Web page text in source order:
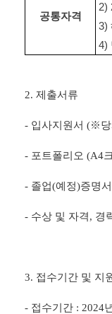
공통자격
2)
3)
4)
2. 제출서류
- 입사지원서 (※
- 포트폴리오 (A4
- 졸업(예정)증명
- 수상 및 자격, 경
3. 접수기간 및 지
- 접수기간 : 2024년